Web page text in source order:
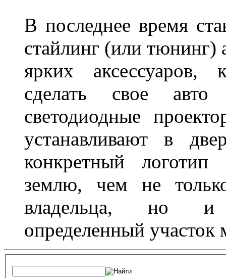
В последнее время
стайлинг (или тюнинг)
ярких аксессуаров,
сделать свое
светодиодные
устанавливают в
конкретный логотип
землю, чем не
владельца, но и
определенный участок